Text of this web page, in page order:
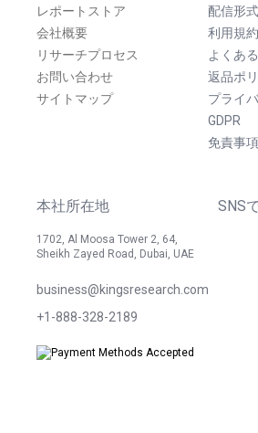
レポートストア
会社概要
リサーチプロセス
お問い合わせ
サイトマップ
配信形式
利用規約
よくあ
返品ポ
プライ
GDPR
免責事項
本社所在地
1702, Al Moosa Tower 2, 64,
Sheikh Zayed Road, Dubai, UAE
business@kingsresearch.com
+1-888-328-2189
SNS